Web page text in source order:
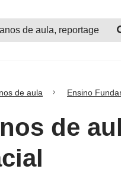
de aula Ensino
de